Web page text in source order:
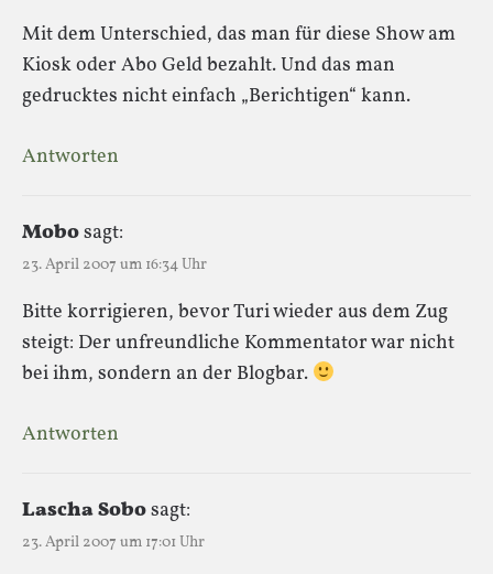
Mit dem Unterschied, das man für diese Show am
Kiosk oder Abo Geld bezahlt. Und das man
gedrucktes nicht einfach „Berichtigen“ kann.
Antworten
Mobosagt:
23. April 2007 um 16:34 Uhr
Bitte korrigieren, bevor Turi wieder aus dem Zug
steigt: Der unfreundliche Kommentator war nicht
bei ihm, sondern an der Blogbar.
Antworten
Lascha Sobosagt:
23. April 2007 um 17:01 Uhr